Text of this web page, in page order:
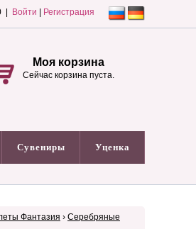
| Войти Регистрация
Моя корзина
Сейчас корзина пуста.
Сувениры Уценка
Фантазия › Серебряные